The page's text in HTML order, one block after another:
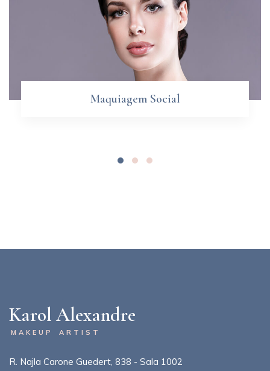
Maquiagem Social
Karol Alexandre
MAKEUP ARTIST
R. Najla Carone Guedert, 838 - Sala 1002